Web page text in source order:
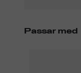
Passar med